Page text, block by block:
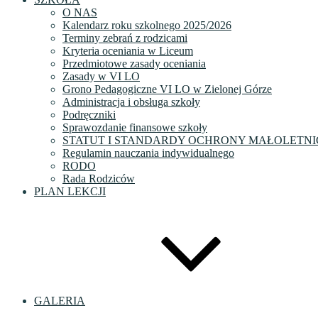
O NAS
Kalendarz roku szkolnego 2025/2026
Terminy zebrań z rodzicami
Kryteria oceniania w Liceum
Przedmiotowe zasady oceniania
Zasady w VI LO
Grono Pedagogiczne VI LO w Zielonej Górze
Administracja i obsługa szkoły
Podręczniki
Sprawozdanie finansowe szkoły
STATUT I STANDARDY OCHRONY
Regulamin nauczania indywidualnego
RODO
Rada Rodziców
PLAN LEKCJI
GALERIA